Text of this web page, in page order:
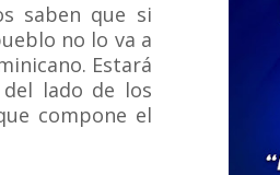
saben que si
no lo va a
Estará
lado de los
compone el